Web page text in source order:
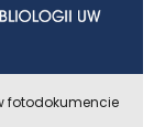
fotodokumencie